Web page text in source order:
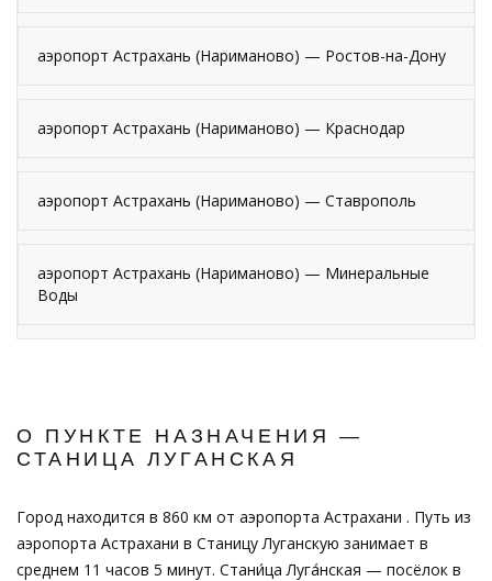
аэропорт Астрахань (Нариманово) — Ростов-на-Дону
аэропорт Астрахань (Нариманово) — Краснодар
аэропорт Астрахань (Нариманово) — Ставрополь
аэропорт Астрахань (Нариманово) — Минеральные
Воды
О ПУНКТЕ НАЗНАЧЕНИЯ —
СТАНИЦА ЛУГАНСКАЯ
Город находится в 860 км от аэропорта Астрахани . Путь из
аэропорта Астрахани в Станицу Луганскую занимает в
среднем 11 часов 5 минут. Стани́ца Луга́нская — посёлок в